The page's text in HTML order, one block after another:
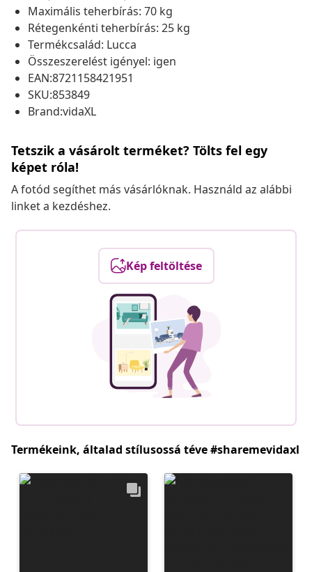
Maximális teherbírás: 70 kg
Rétegenkénti teherbírás: 25 kg
Termékcsalád: Lucca
Összeszerelést igényel: igen
EAN:8721158421951
SKU:853849
Brand:vidaXL
Tetszik a vásárolt terméket? Tölts fel egy
képet róla!
A fotód segíthet más vásárlóknak. Használd az alábbi
linket a kezdéshez.
Kép feltöltése
Termékeink, általad stílusossá téve #sharemevidaxl